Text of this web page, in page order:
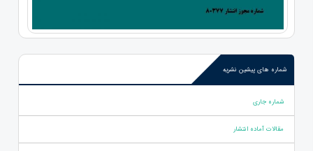
شماره های پیشین نشریه
شماره جاری
مقالات آماده انتشار